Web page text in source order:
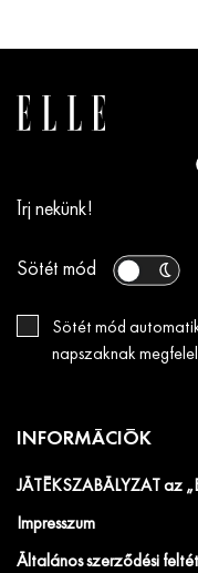
Írj nekünk!
Sötét mód
Sötét mód
napszaknak
INFORMÁCIÓK
JÁTÉKSZABÁLYZAT az
Impresszum
Általános szerződési